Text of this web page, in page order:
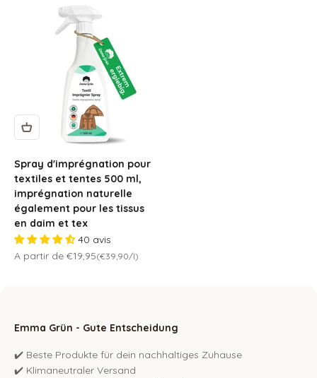
Spray d'imprégnation pour
textiles et tentes 500 ml,
imprégnation naturelle
également pour les tissus
en daim et tex
40 avis
Prix de vente
A partir de €19,95(€39,90/l)
Emma Grün - Gute Entscheidung
✔️ Beste Produkte für dein nachhaltiges Zuhause
✔️ Klimaneutraler Versand